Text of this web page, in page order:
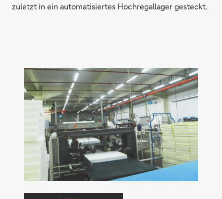
zuletzt in ein automatisiertes Hochregallager gesteckt.